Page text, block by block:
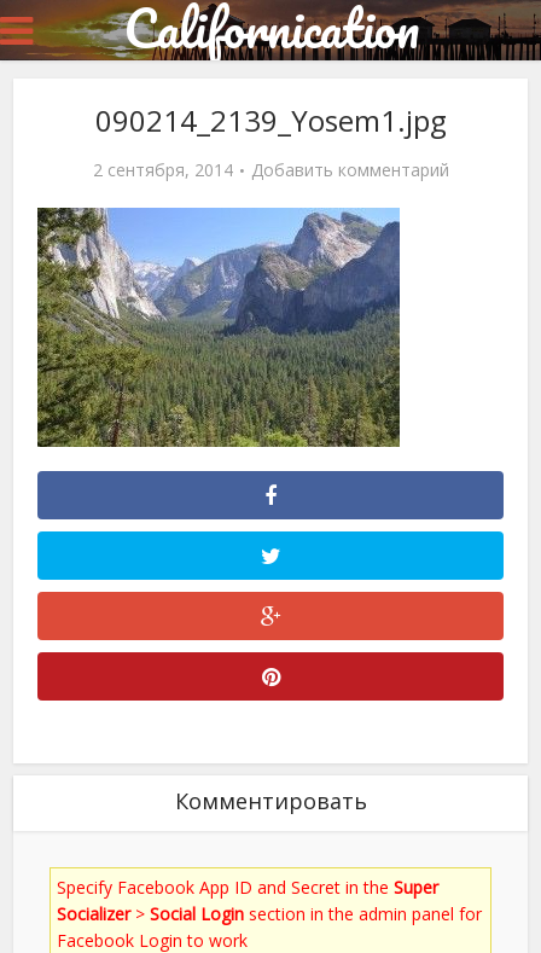
Californication
090214_2139_Yosem1.jpg
2 сентября, 2014 Добавить комментарий
Комментировать
Specify Facebook App ID and Secret in theSuper
Socializer>Social Login section in the admin panel for
Facebook Login to work